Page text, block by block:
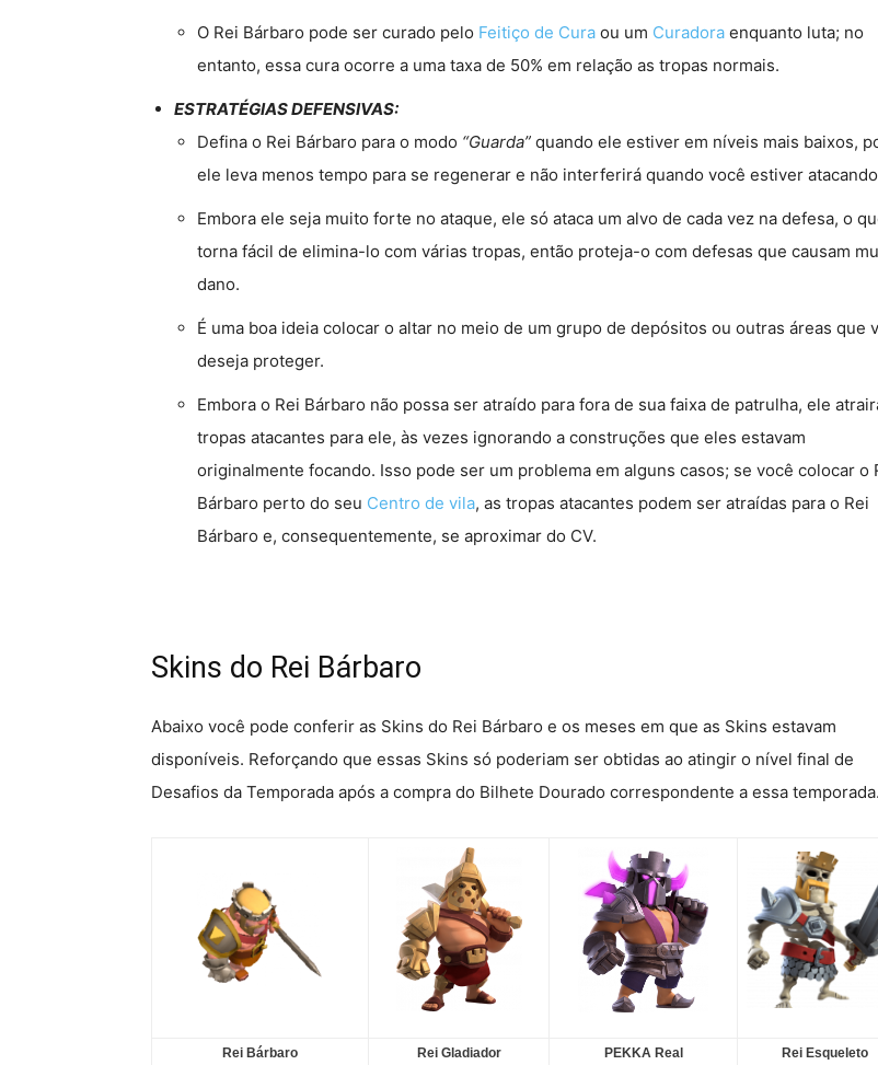
O Rei Bárbaro pode ser curado pelo Feitiço de Cura ou um Curadora enquanto luta; no
entanto, essa cura ocorre a uma taxa de 50% em relação as tropas normais.
ESTRATÉGIAS DEFENSIVAS:
Defina o Rei Bárbaro para o modo “Guarda” quando ele estiver em níveis mais baixos,
ele leva menos tempo para se regenerar e não interferirá quando você estiver
Embora ele seja muito forte no ataque, ele só ataca um alvo de cada vez na defesa, o
torna fácil de elimina-lo com várias tropas, então proteja-o com defesas que causam
dano.
É uma boa ideia colocar o altar no meio de um grupo de depósitos ou outras áreas que
deseja proteger.
Embora o Rei Bárbaro não possa ser atraído para fora de sua faixa de patrulha, ele
tropas atacantes para ele, às vezes ignorando a construções que eles estavam
originalmente focando. Isso pode ser um problema em alguns casos; se você colocar o
Bárbaro perto do seu Centro de vila, as tropas atacantes podem ser atraídas para o Rei
Bárbaro e, consequentemente, se aproximar do CV.
Skins do Rei Bárbaro
Abaixo você pode conferir as Skins do Rei Bárbaro e os meses em que as Skins estavam
disponíveis. Reforçando que essas Skins só poderiam ser obtidas ao atingir o nível final de
Desafios da Temporada após a compra do Bilhete Dourado correspondente a essa temporada.
Rei Bárbaro Rei Gladiador PEKKA Real Rei Esqueleto